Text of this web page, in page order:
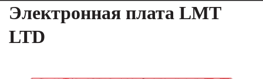
Электронная плата LMT
LTD